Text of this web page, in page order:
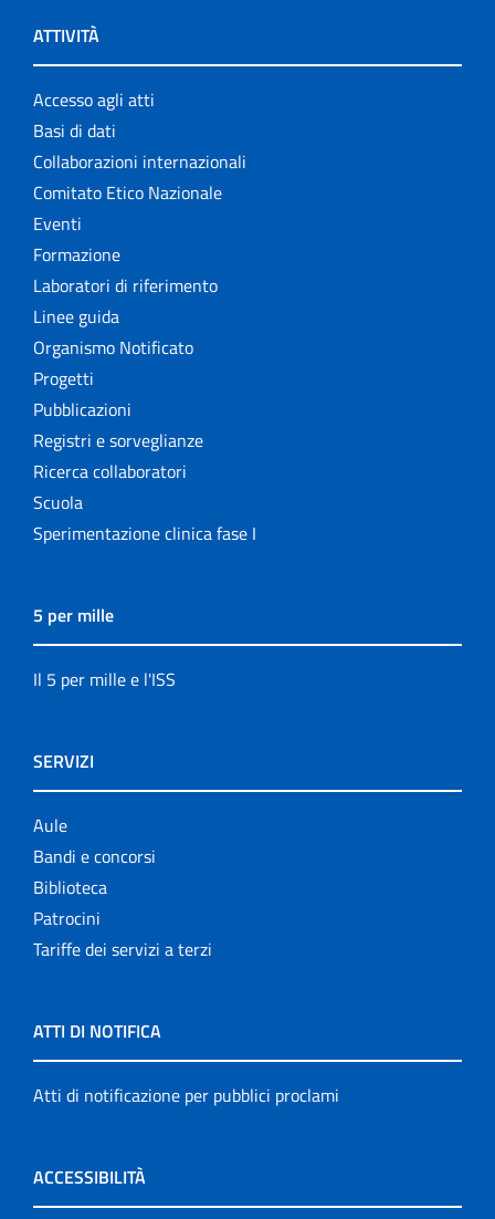
ATTIVITÀ
Accesso agli atti
Basi di dati
Collaborazioni internazionali
Comitato Etico Nazionale
Eventi
Formazione
Laboratori di riferimento
Linee guida
Organismo Notificato
Progetti
Pubblicazioni
Registri e sorveglianze
Ricerca collaboratori
Scuola
Sperimentazione clinica fase I
5 per mille
Il 5 per mille e l'ISS
SERVIZI
Aule
Bandi e concorsi
Biblioteca
Patrocini
Tariffe dei servizi a terzi
ATTI DI NOTIFICA
Atti di notificazione per pubblici proclami
ACCESSIBILITÀ